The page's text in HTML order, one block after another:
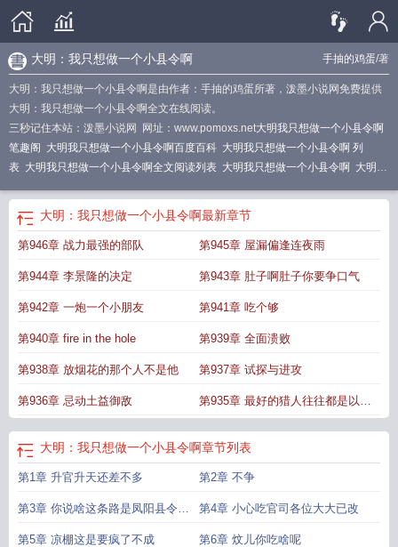
手抽的鸡蛋/著
大明：我只想做一个小县令啊
大明：我只想做一个小县令啊是由作者：手抽的鸡蛋所著，泼墨小说网免费提供
大明：我只想做一个小县令啊全文在线阅读。
三秒记住本站：泼墨小说网 网址：www.pomoxs.net大明我只想做一个小县令啊
笔趣阁 大明我只想做一个小县令啊百度百科 大明我只想做一个小县令啊 列
表 大明我只想做一个小县令啊全文阅读列表 大明我只想做一个小县令啊 大明我
县令啊 免费阅读
大明我只想做一个小县令啊最新 大明我只想做一个小县令啊 第
514章
只想做一个小县令啊免费阅读
大明我只想做一个小县令啊TXT免费
大明：我只想做一个小县令啊最新章节
第946章 战力最强的部队 第945章 屋漏偏逢连夜雨
第944章 李景隆的决定 第943章 肚子啊肚子你要争口气
第942章 一炮一个小朋友 第941章 吃个够
第940章 fire in the hole 第939章 全面溃败
第938章 放烟花的那个人不是他 第937章 试探与进攻
第936章 忌动土益御敌 第935章 最好的猎人往往都是以猎
物的身份出现
大明：我只想做一个小县令啊章节列表
第1章 升官升天还差不多 第2章 不争
第3章 你说啥这条路是凤阳县令修
的
第4章 小心吃官司各位大大已改
第5章 凉棚这是要疯了不成 第6章 炆儿你吃啥呢